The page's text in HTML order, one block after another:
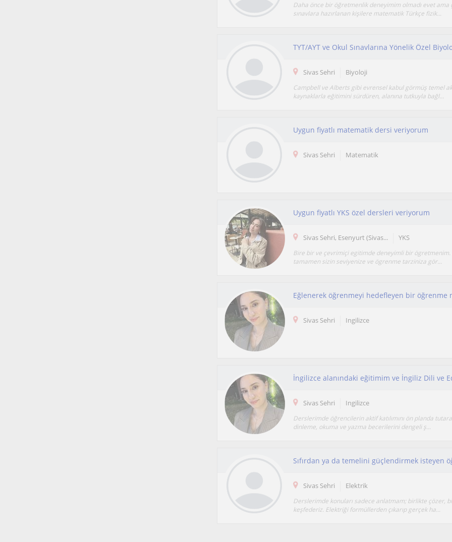
Daha önce bir öğretmenlik deneyimim olmadı evet ama
sınavlara hazırlanan kişilere matematik Türkçe fizik...
TYT/AYT ve Okul Sınavlarına Yönelik Özel
Sivas Sehri Biyoloji
Campbell ve Alberts gibi evrensel kabul görmüş temel
kaynaklarla eğitimini sürdüren, alanına tutkuyla bağl...
Uygun fiyatlı matematik dersi veriyorum
Sivas Sehri Matematik
Uygun fiyatlı YKS özel dersleri veriyorum
Sivas Sehri, Esenyurt (Sivas... YKS
Bire bir ve çevrimiçi egitimde deneyimli bir
tamamen sizin seviyenize ve ögrenme tarziniza gör...
Sivas Sehri Ingilizce
Sivas Sehri Ingilizce
Derslerimde öğrencilerin aktif katılımını ön planda
dinleme, okuma ve yazma becerilerini dengeli ş...
Sivas Sehri Elektrik
Derslerimde konuları sadece anlatmam; birlikte çözer,
keşfederiz. Elektriği formüllerden çıkarıp gerçek ha...